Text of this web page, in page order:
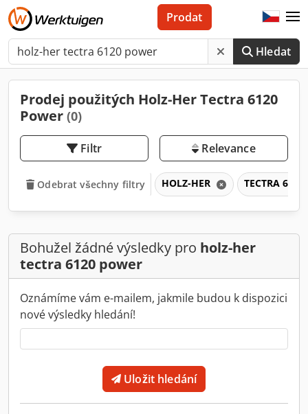
Hledat
Prodat
Prodej použitých Holz-Her Tectra 6120
Power (0)
Filtr Relevance
Odebrat všechny filtry HOLZ-HER TECTRA
Bohužel žádné výsledky pro holz-her
tectra 6120 power
Oznámíme vám e-mailem, jakmile budou k dispozici
nové výsledky hledání!
Uložit hledání